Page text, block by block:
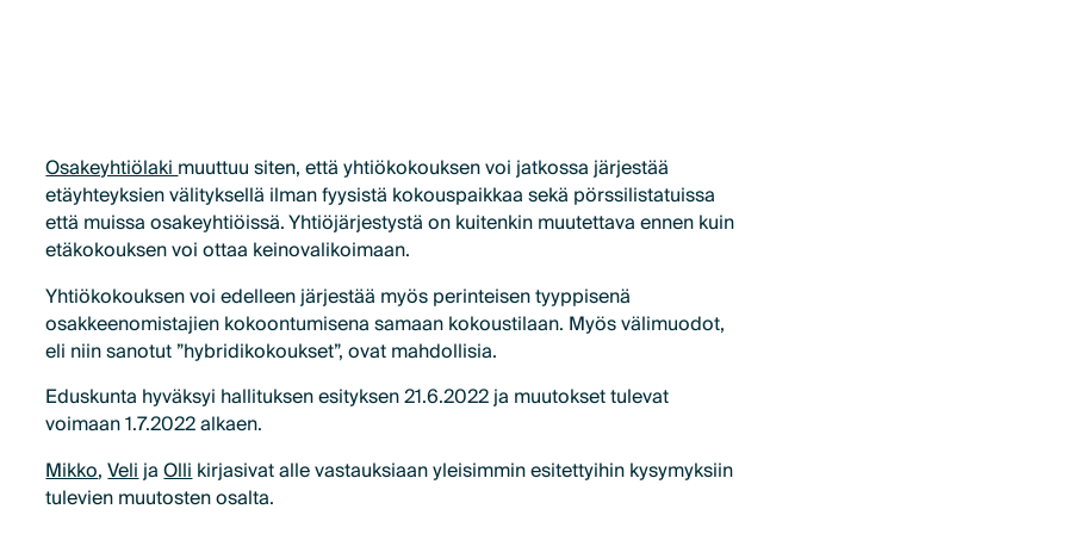
Osakeyhtiölakimuuttuu siten, että yhtiökokouksen voi jatkossa järjestää
etäyhteyksien välityksellä ilman fyysistä kokouspaikkaa sekä pörssilistatuissa
että muissa osakeyhtiöissä. Yhtiöjärjestystä on kuitenkin muutettava ennen kuin
etäkokouksen voi ottaa keinovalikoimaan.
Yhtiökokouksen voi edelleen järjestää myös perinteisen tyyppisenä
osakkeenomistajien kokoontumisena samaan kokoustilaan. Myös välimuodot,
eli niin sanotut ”hybridikokoukset”, ovat mahdollisia.
Eduskunta hyväksyi hallituksen esityksen 21.6.2022 ja muutokset tulevat
voimaan 1.7.2022 alkaen.
Mikko,VelijaOllikirjasivat alle vastauksiaan yleisimmin esitettyihin kysymyksiin
tulevien muutosten osalta.